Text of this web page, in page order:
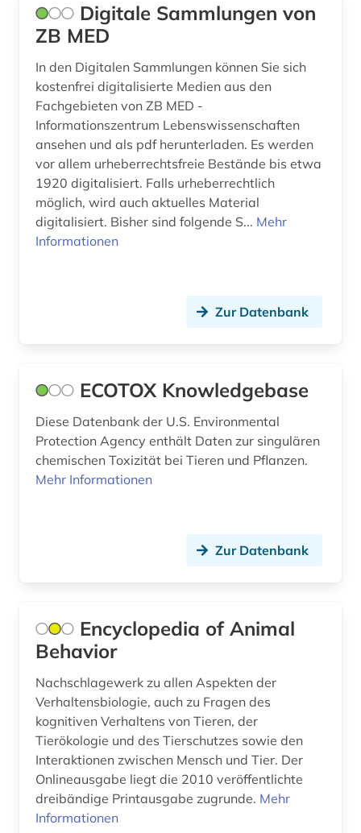
Digitale Sammlungen von
ZB MED
In den Digitalen Sammlungen können Sie sich
kostenfrei digitalisierte Medien aus den
Fachgebieten von ZB MED -
Informationszentrum Lebenswissenschaften
ansehen und als pdf herunterladen. Es werden
vor allem urheberrechtsfreie Bestände bis etwa
1920 digitalisiert. Falls urheberrechtlich
möglich, wird auch aktuelles Material
digitalisiert. Bisher sind folgende S... Mehr
Informationen
Zur Datenbank
ECOTOX Knowledgebase
Diese Datenbank der U.S. Environmental
Protection Agency enthält Daten zur singulären
chemischen Toxizität bei Tieren und Pflanzen.
Mehr Informationen
Zur Datenbank
Encyclopedia of Animal
Behavior
Nachschlagewerk zu allen Aspekten der
Verhaltensbiologie, auch zu Fragen des
kognitiven Verhaltens von Tieren, der
Tierökologie und des Tierschutzes sowie den
Interaktionen zwischen Mensch und Tier. Der
Onlineausgabe liegt die 2010 veröffentlichte
dreibändige Printausgabe zugrunde. Mehr
Informationen